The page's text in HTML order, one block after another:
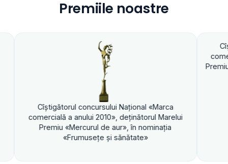
Premiile noastre
concursului Naţional «Marca
a anului 2010», deţinătorul Marelui
«Mercurul de aur», în nominaţia
«Frumuseţe şi sănătate»
Cîştigătorul
comercială a
Premiu «Mercurul